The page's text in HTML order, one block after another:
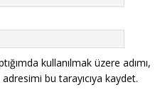
kullanılmak üzere adımı,
bu tarayıcıya kaydet.